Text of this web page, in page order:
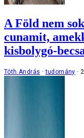
A Föld nem
cunamit,
kisbolygó-
Tóth András tudomány